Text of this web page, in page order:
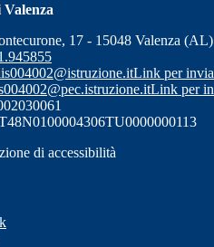
17 - 15048 Valenza (AL)
Link per
Link per
di accessibilità